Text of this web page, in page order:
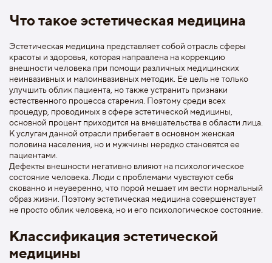
Что такое эстетическая медицина
Эстетическая медицина представляет собой отрасль сферы
красоты и здоровья, которая направлена на коррекцию
внешности человека при помощи различных медицинских
неинвазивных и малоинвазивных методик. Ее цель не только
улучшить облик пациента, но также устранить признаки
естественного процесса старения. Поэтому среди всех
процедур, проводимых в сфере эстетической медицины,
основной процент приходится на вмешательства в области лица.
К услугам данной отрасли прибегает в основном женская
половина населения, но и мужчины нередко становятся ее
пациентами.
Дефекты внешности негативно влияют на психологическое
состояние человека. Люди с проблемами чувствуют себя
скованно и неуверенно, что порой мешает им вести нормальный
образ жизни. Поэтому эстетическая медицина совершенствует
не просто облик человека, но и его психологическое состояние.
Классификация эстетической
медицины